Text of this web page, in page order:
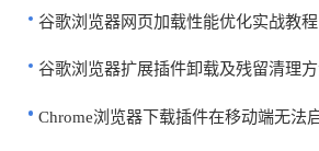
谷歌浏览器网页加载性能优化实战教程
谷歌浏览器扩展插件卸载及残留清理
Chrome浏览器下载插件在移动端无法